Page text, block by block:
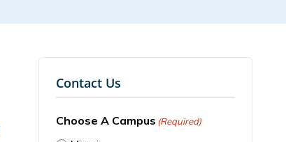
Contact Us
Choose A Campus (Required)